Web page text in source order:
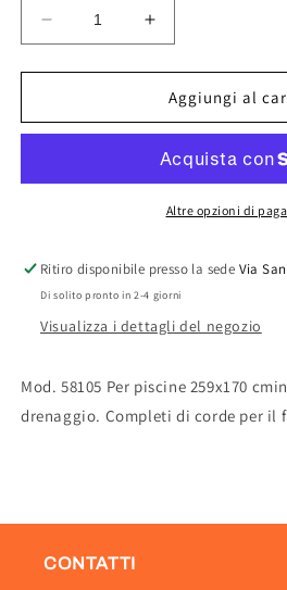
Diminuisci
quantità
per
COPERTURA
Aumenta
quantità
per
TOP
COPERTURA
CM.259X170
Aggiungi al
Altre opzioni di
Ritiro disponibile presso la sede Via
Di solito pronto in 2-4 giorni
Visualizza i dettagli del negozio
Mod. 58105 Per piscine 259x170
drenaggio. Completi di corde per il
CONTATTI